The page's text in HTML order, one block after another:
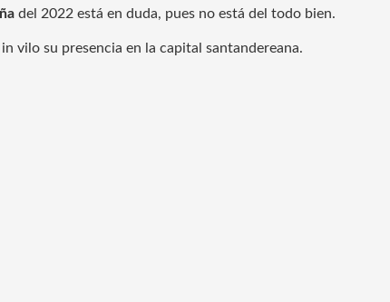
del 2022 está en duda, pues no está del todo bien.
vilo su presencia en la capital santandereana.